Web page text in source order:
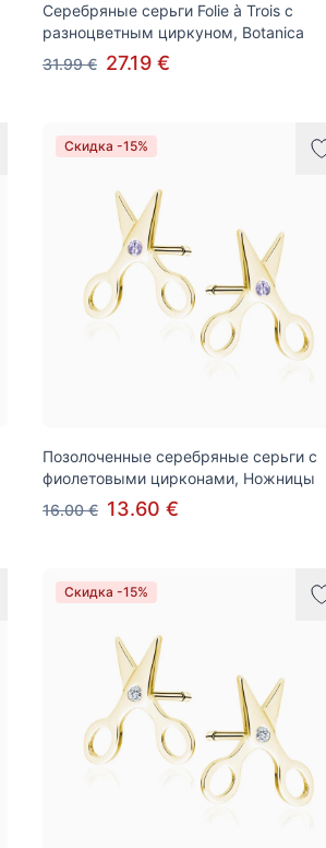
Серебряные серьги Folie à Trois с
разноцветным циркуном, Botanica
31.99 € 27.19 €
Скидка -15%
Позолоченные серебряные серьги с
фиолетовыми цирконами, Ножницы
16.00 € 13.60 €
Скидка -15%